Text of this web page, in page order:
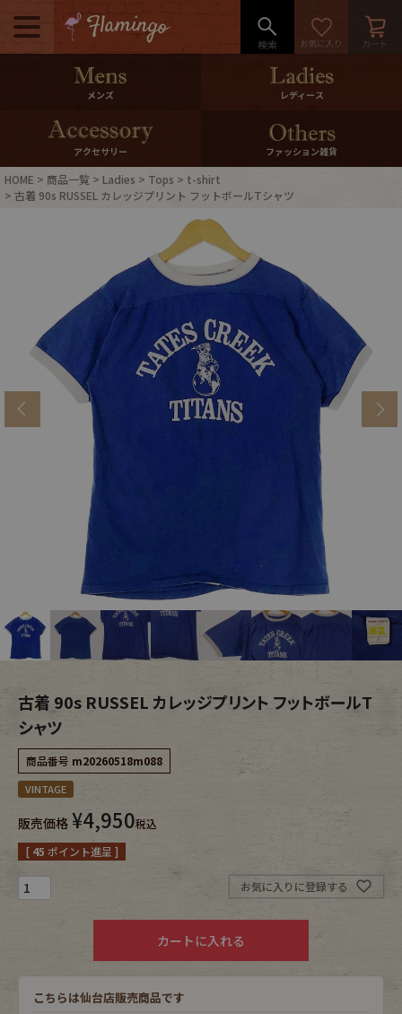
メニュー
500pt＆10％Offクーポンプレゼン
10％0ffクーポンプレゼント
ログイン・会員登録 LINE ID連携
マイページ
ご利用ガイド International Shipping
店舗紹介 特集一覧
ブランドから探す スタッフコーディネート
Outer
Bottoms Fafatt
レディース商品カテゴリーから探す
Tops
Outer
Fafatt
小物・アクセサリーから探す
Bag
メンズ レディース
アクセサリー ファッション雑貨
HOME 商品一覧 Ladies Tops
t-shirt
古着 90s RUSSEL カレッジプリント フットボールTシャツ
古着 90s RUSSEL カレッジプリント フットボールT
シャツ
商品番号 m20260518m088
VINTAGE
販売価格 ¥4,950税込
[ 45 ポイント進呈 ]
お気に入りに登録する
カートに入れる
こちらは仙台店販売商品です